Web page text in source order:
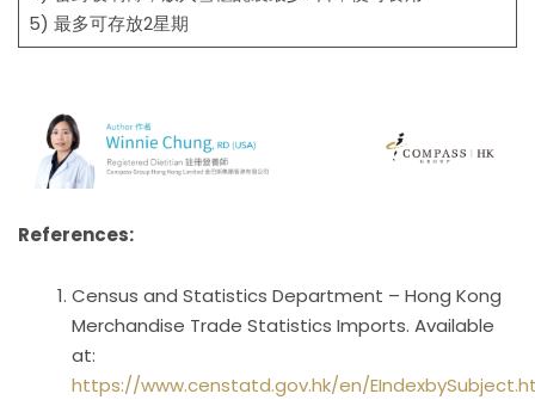
5) 最多可存放2星期
References:
Census and Statistics Department – Hong Kong
Merchandise Trade Statistics Imports. Available
at:
https://www.censtatd.gov.hk/en/